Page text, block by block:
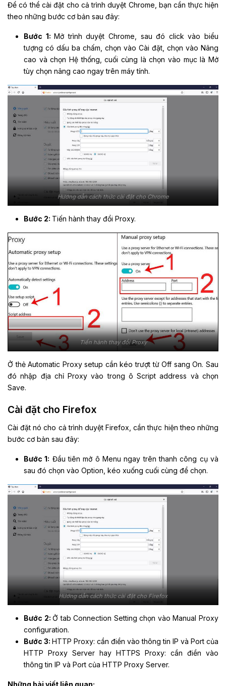
Để có thể cài đặt cho cả trình duyệt Chrome, bạn cần thực hiện
theo những bước cơ bản sau đây:
Bước 1:Mở trình duyệt Chrome, sau đó click vào biểu
tượng có dấu ba chấm, chọn vào Cài đặt, chọn vào Nâng
cao và chọn Hệ thống, cuối cùng là chọn vào mục là Mở
tùy chọn nâng cao ngay trên máy tính.
Hướng dẫn cách thức cài đặt cho Chrome
Bước 2: Tiến hành thay đổi Proxy.
Tiến hành thay đổi Proxy
Ở thẻ Automatic Proxy setup cần kéo trượt từ Off sang On. Sau
đó nhập địa chỉ Proxy vào trong ô Script address và chọn
Save.
Cài đặt cho Firefox
Cài đặt nó cho cả trình duyệt Firefox, cần thực hiện theo những
bước cơ bản sau đây:
Bước 1: Đầu tiên mở ô Menu ngay trên thanh công cụ và
sau đó chọn vào Option, kéo xuống cuối cùng để chọn.
Hướng dẫn cách thức cài đặt cho Firefox
Bước 2:Ở tab Connection Setting chọn vào Manual Proxy
configuration.
Bước 3: HTTP Proxy: cần điền vào thông tin IP và Port của
HTTP Proxy Server hay HTTPS Proxy: cần điền vào
thông tin IP và Port của HTTP Proxy Server.
Những bài viết liên quan: